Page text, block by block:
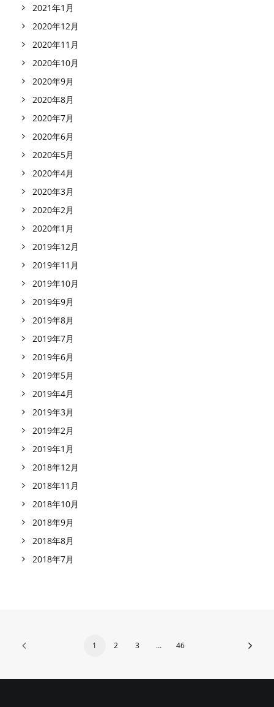
2021年1月
2020年12月
2020年11月
2020年10月
2020年9月
2020年8月
2020年7月
2020年6月
2020年5月
2020年4月
2020年3月
2020年2月
2020年1月
2019年12月
2019年11月
2019年10月
2019年9月
2019年8月
2019年7月
2019年6月
2019年5月
2019年4月
2019年3月
2019年2月
2019年1月
2018年12月
2018年11月
2018年10月
2018年9月
2018年8月
2018年7月
1 2 3 … 46